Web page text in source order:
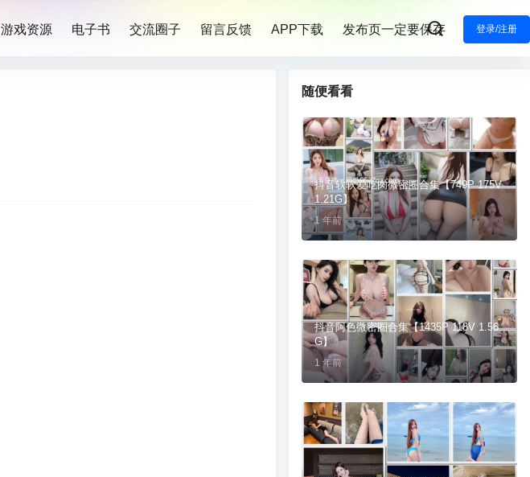
登录/注册
游戏资源 电子书 交流圈子 留言反馈 APP下载 发布页一定要保存
随便看看
抖音软软爱吃肉微密圈合集【749P 175V
1.21G】
1 年前
抖音阿色微密圈合集【1435P 118V 1.56
G】
1 年前